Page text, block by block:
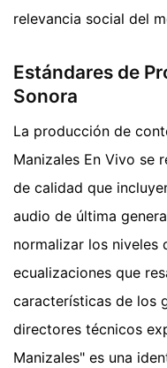
relevancia social del
Estándares de
Sonora
La producción de
Manizales En Vivo se
de calidad que
audio de última
normalizar los niveles
ecualizaciones que
características de los
directores técnicos
Manizales" es una